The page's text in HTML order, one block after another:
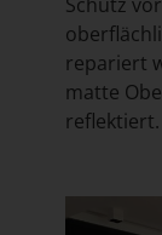
repariert
matte
reflektiert.